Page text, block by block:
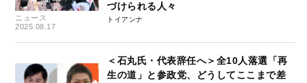
ニュース
2025.08.17
づけられる人々
トイアンナ
＜石丸氏・代表辞任へ＞全10人落選「再
生の道」と参政党、どうしてここまで差